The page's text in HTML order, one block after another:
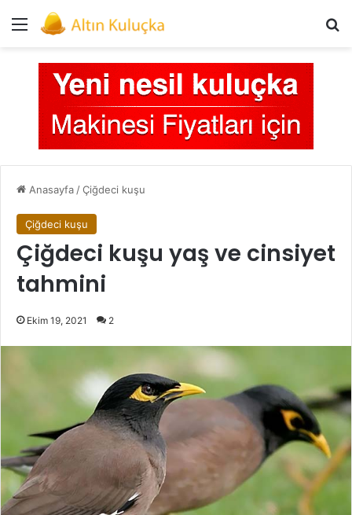
Menü
Anasayfa /Çiğdeci kuşu
Çiğdeci kuşu
Çiğdeci kuşu yaş ve cinsiyet
tahmini
Ekim 19, 2021 2